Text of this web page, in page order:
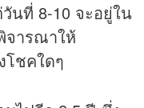
นที่ 8-10 จะอยู่ใน
จารณาให้
โชคใดๆ